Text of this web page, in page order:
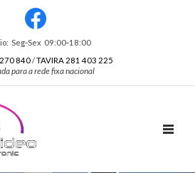
Seg‑Sex 09:00‑18:00
840/TAVIRA 281 403 225
para a rede fixa nacional